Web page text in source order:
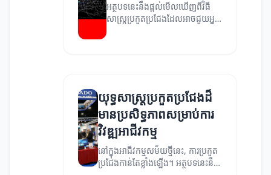
អត្ថបទនេះនឹងផ្តល់មើលឃើញពីវិធី
សាស្ត្រប្រកួតប្រជែងដែលអាចជួយអ្នក
យុទ្ធសាស្ត្រប្រកួតប្រជែងដ៏
មានប្រសិទ្ធភាពសម្រាប់ការ
វិវឌ្ឍអាជីវកម្ម
នៅក្នុងអាជីវកម្មសម័យថ្មីនេះ, ការប្រកួត
ប្រជែងកាន់តែខ្លាំងឡើង។ អត្ថបទនេះនឹង